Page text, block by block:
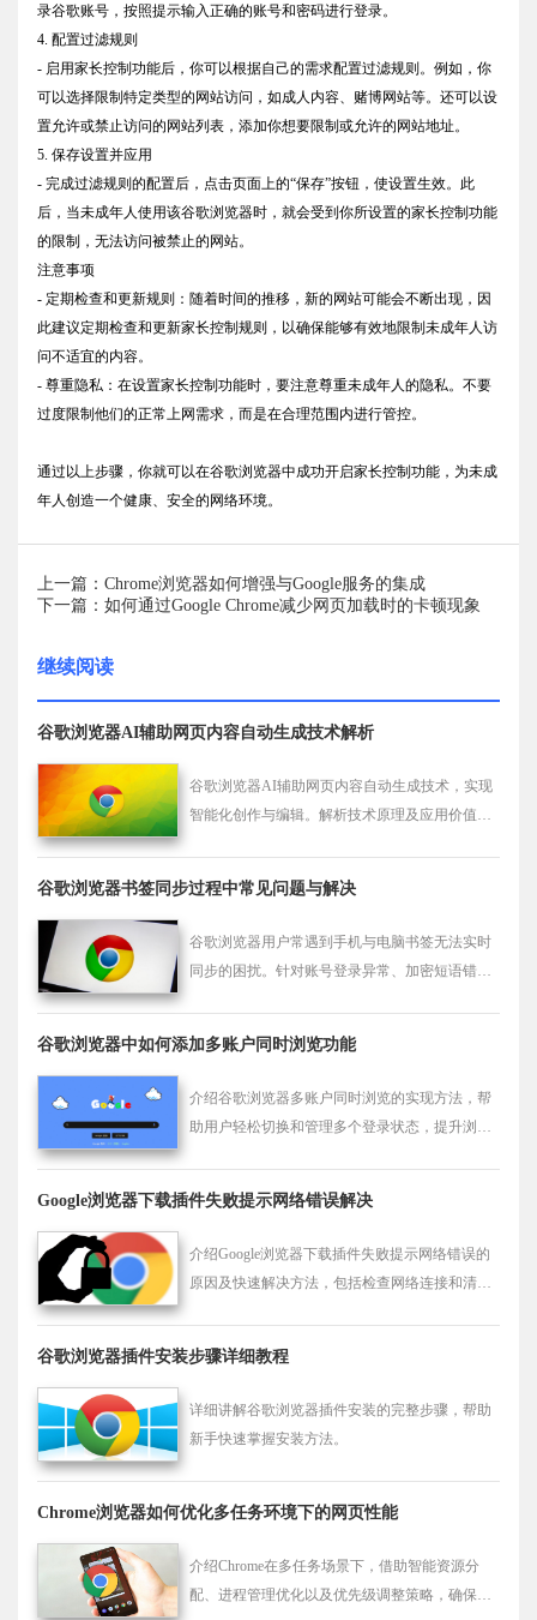
录谷歌账号，按照提示输入正确的账号和密码进行登录。
4. 配置过滤规则
- 启用家长控制功能后，你可以根据自己的需求配置过滤规则。例如，你
可以选择限制特定类型的网站访问，如成人内容、赌博网站等。还可以设
置允许或禁止访问的网站列表，添加你想要限制或允许的网站地址。
5. 保存设置并应用
- 完成过滤规则的配置后，点击页面上的“保存”按钮，使设置生效。此
后，当未成年人使用该谷歌浏览器时，就会受到你所设置的家长控制功能
的限制，无法访问被禁止的网站。
注意事项
- 定期检查和更新规则：随着时间的推移，新的网站可能会不断出现，因
此建议定期检查和更新家长控制规则，以确保能够有效地限制未成年人访
问不适宜的内容。
- 尊重隐私：在设置家长控制功能时，要注意尊重未成年人的隐私。不要
过度限制他们的正常上网需求，而是在合理范围内进行管控。
通过以上步骤，你就可以在谷歌浏览器中成功开启家长控制功能，为未成
年人创造一个健康、安全的网络环境。
上一篇：Chrome浏览器如何增强与Google服务的集成
下一篇：如何通过Google Chrome减少网页加载时的卡顿现象
继续阅读
谷歌浏览器AI辅助网页内容自动生成技术解析
谷歌浏览器AI辅助网页内容自动生成技术，实现
智能化创作与编辑。解析技术原理及应用价值，
谷歌浏览器书签同步过程中常见问题与解决
谷歌浏览器用户常遇到手机与电脑书签无法实时
同步的困扰。针对账号登录异常、加密短语错误
保重要网页收藏在所有设备间精准对齐，彻底告
谷歌浏览器中如何添加多账户同时浏览功能
介绍谷歌浏览器多账户同时浏览的实现方法，帮
助用户轻松切换和管理多个登录状态，提升浏览
Google浏览器下载插件失败提示网络错误解决
介绍Google浏览器下载插件失败提示网络错误的
原因及快速解决方法，包括检查网络连接和清理
谷歌浏览器插件安装步骤详细教程
详细讲解谷歌浏览器插件安装的完整步骤，帮助
新手快速掌握安装方法。
Chrome浏览器如何优化多任务环境下的网页性能
介绍Chrome在多任务场景下，借助智能资源分
配、进程管理优化以及优先级调整策略，确保多